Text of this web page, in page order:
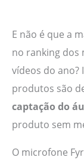
E não é que a
no ranking dos
vídeos do ano?
produtos são
captação do
produto sem
O microfone